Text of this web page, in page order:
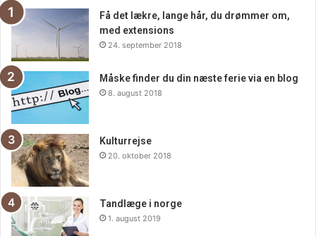
fyrværkeri.
-Sørg for, at området omkring raketten er fri for personer
og forhindringer.
-Tænd lunten, og gå hurtigt væk. Stå ikke over raketten,
mens den er tændt.
-Hvis en raket ikke starter, må du ikke forsøge at tænde
den igen. Bortskaf den på en sikker måde.
Nyd showet og skaf dit fyrværkeri hos
Få det lækre, lange hår, du drømmer om,
med extensions
24. september 2018
Måske finder du din næste ferie via en blog
8. august 2018
Kulturrejse
20. oktober 2018
Tandlæge i norge
1. august 2019